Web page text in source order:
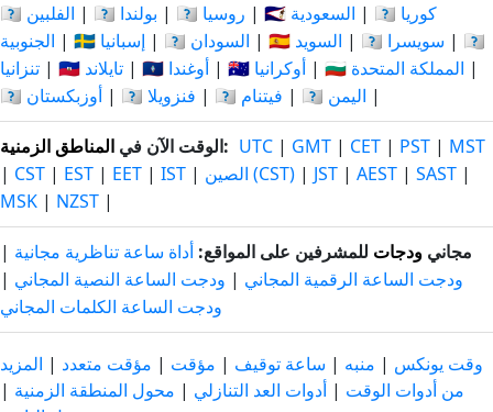
🇵🇭 الفلبين | 🇵🇱 بولندا | 🇷🇺 روسيا | 🇸🇦 السعودية | 🇰🇷 كوريا
الجنوبية | 🇪🇸 إسبانيا | 🇸🇩 السودان | 🇸🇪 السويد | 🇨🇭 سويسرا | 🇹🇿
تنزانيا | 🇹🇭 تايلاند | 🇺🇬 أوغندا | 🇺🇦 أوكرانيا | 🇬🇧 المملكة المتحدة |
🇺🇿 أوزبكستان | 🇻🇪 فنزويلا | 🇻🇳 فيتنام | 🇾🇪 اليمن |
الوقت الآن في المناطق الزمنية : UTC | GMT | CET | PST | MST
| CST | EST | EET | IST | الصين (CST) | JST | AEST | SAST |
MSK | NZST |
مجاني ودجات للمشرفين على المواقع: أداة ساعة تناظرية مجانية |
ودجت الساعة الرقمية المجاني | ودجت الساعة النصية المجاني |
ودجت الساعة الكلمات المجاني
وقت يونكس | منبه | ساعة توقيف | مؤقت | مؤقت متعدد | المزيد
من أدوات الوقت | أدوات العد التنازلي | محول المنطقة الزمنية |